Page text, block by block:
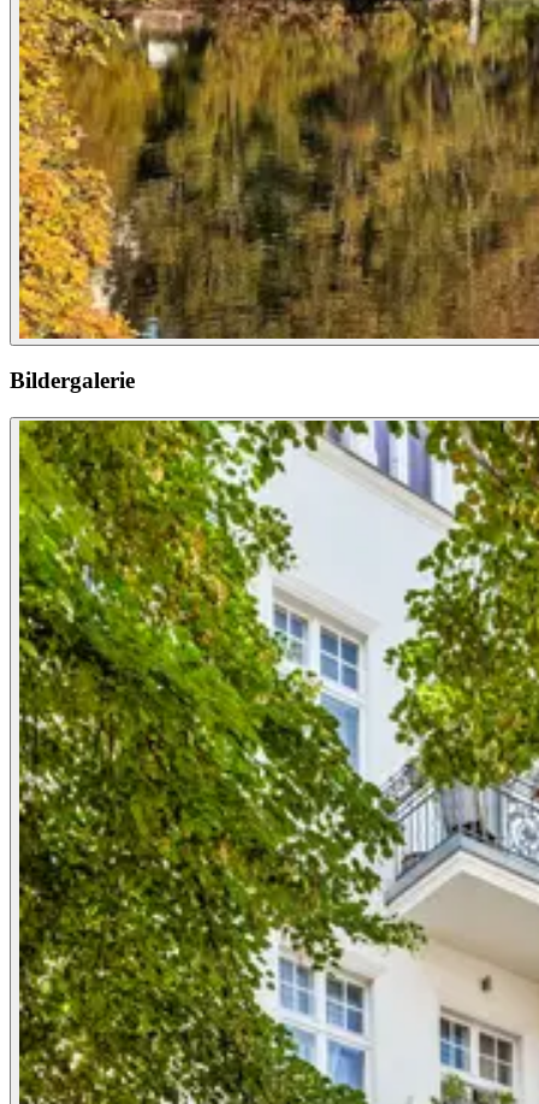
Bildergalerie